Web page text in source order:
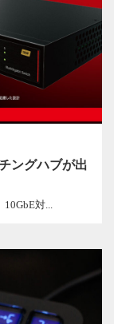
ングハブが出
対...